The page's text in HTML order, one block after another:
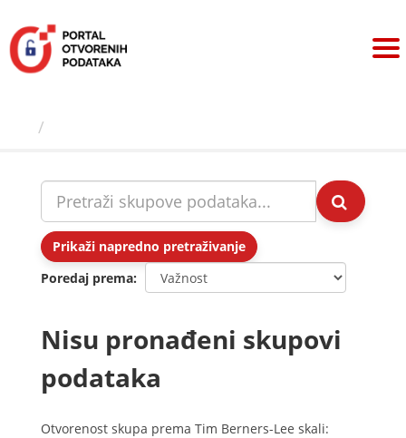
sadržaj
Prikaži napredno pretraživanje
Poredaj prema
Nisu pronađeni skupovi
podataka
Otvorenost skupa prema Tim Berners-Lee skali: